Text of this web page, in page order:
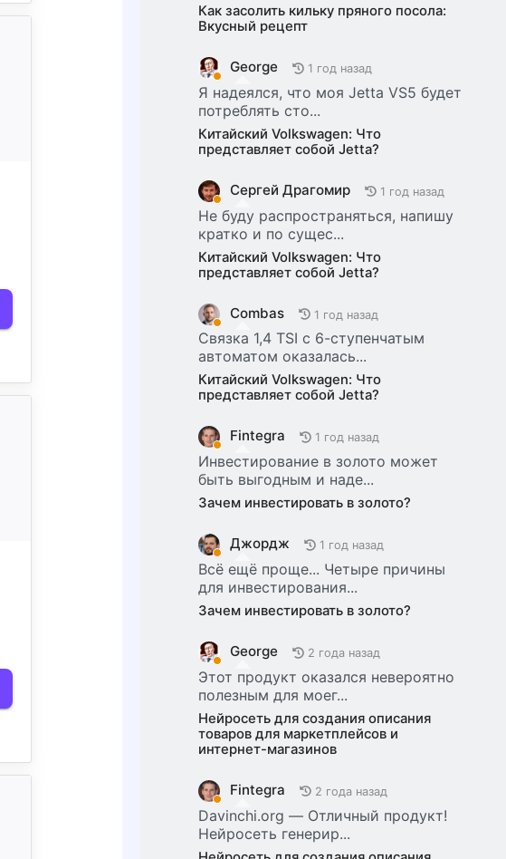
Как засолить кильку пряного посола:
Вкусный рецепт
George 1 год назад
Я надеялся, что моя Jetta VS5 будет
потреблять сто...
Китайский Volkswagen: Что
представляет собой Jetta?
Сергей Драгомир 1 год назад
Не буду распространяться, напишу
кратко и по сущес...
Китайский Volkswagen: Что
представляет собой Jetta?
Combas 1 год назад
Связка 1,4 TSI с 6-ступенчатым
автоматом оказалась...
Китайский Volkswagen: Что
представляет собой Jetta?
Fintegra 1 год назад
Инвестирование в золото может
быть выгодным и наде...
Зачем инвестировать в золото?
Джордж 1 год назад
Всё ещё проще... Четыре причины
для инвестирования...
Зачем инвестировать в золото?
George 2 года назад
Этот продукт оказался невероятно
полезным для моег...
Нейросеть для создания описания
товаров для маркетплейсов и
интернет-магазинов
Fintegra 2 года назад
Davinchi.org — Отличный продукт!
Нейросеть генерир...